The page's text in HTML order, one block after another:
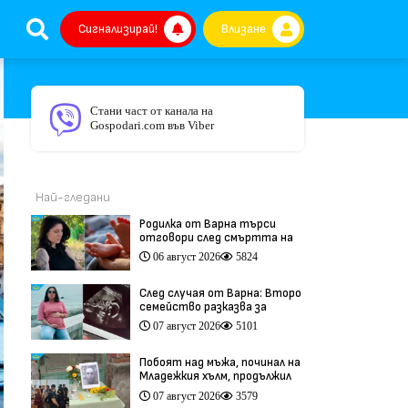
Сигнализирай! Влизане
Стани част от канала на
Gospodari.com във Viber
Най-гледани
Родилка от Варна търси
отговори след смъртта на
бебето ѝ дни преди секцио
(видео)
06 август 2026 5824
След случая от Варна: Второ
семейство разказва за
трагедия след бременност
при същия лекар (видео)
07 август 2026 5101
Побоят над мъжа, починал на
Младежкия хълм, продължил
повече от час (видео)
07 август 2026 3579